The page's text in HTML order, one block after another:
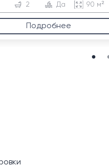
2 Да 90 м²
Подробнее